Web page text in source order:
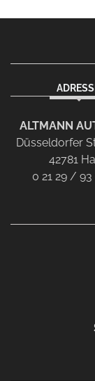
ALTMANN
Düsseldorfer
42781
0 21 29 /